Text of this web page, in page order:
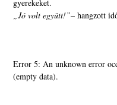
gyerekeket.
„Jó volt együtt!”– hangzott
Error 5: An unknown error
(empty data).